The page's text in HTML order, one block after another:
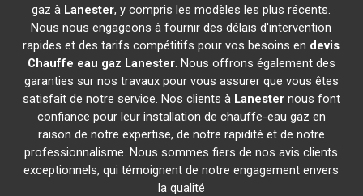
gaz à Lanester, y compris les modèles les plus récents.
Nous nous engageons à fournir des délais d'intervention
rapides et des tarifs compétitifs pour vos besoins en devis
Chauffe eau gaz Lanester. Nous offrons également des
garanties sur nos travaux pour vous assurer que vous êtes
satisfait de notre service. Nos clients à Lanesternous font
confiance pour leur installation de chauffe-eau gaz en
raison de notre expertise, de notre rapidité et de notre
professionnalisme. Nous sommes fiers de nos avis clients
exceptionnels, qui témoignent de notre engagement envers
la qualité